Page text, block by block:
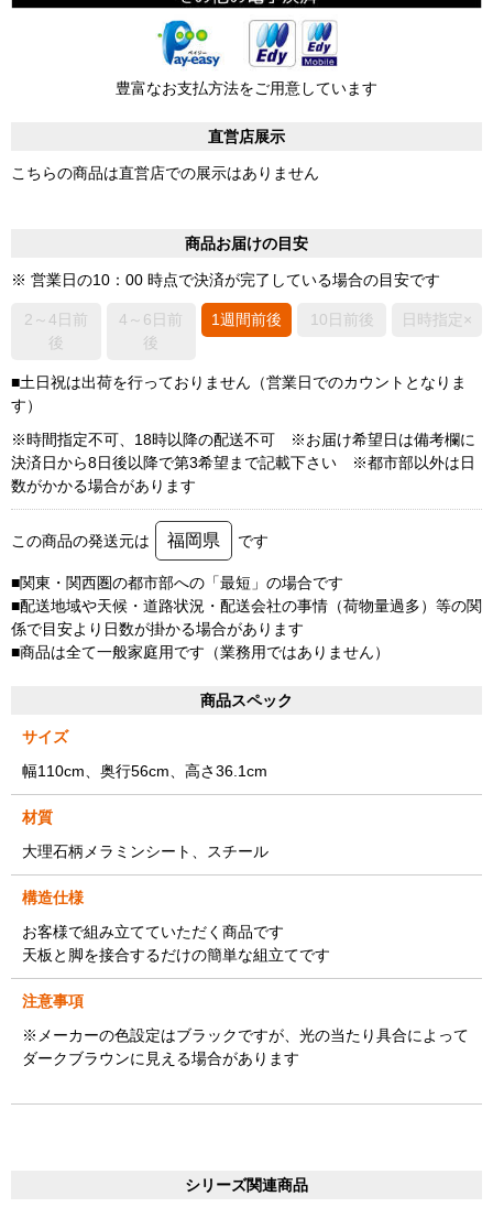
豊富なお支払方法をご用意しています
直営店展示
こちらの商品は直営店での展示はありません
商品お届けの目安
※ 営業日の10：00 時点で決済が完了している場合の目安です
2～4日前
後
4～6日前
後
1週間前後 10日前後 日時指定×
■土日祝は出荷を行っておりません（営業日でのカウントとなりま
す）
※時間指定不可、18時以降の配送不可 ※お届け希望日は備考欄に
決済日から8日後以降で第3希望まで記載下さい ※都市部以外は日
数がかかる場合があります
この商品の発送元は 福岡県 です
■関東・関西圏の都市部への「最短」の場合です
■配送地域や天候・道路状況・配送会社の事情（荷物量過多）等の関
係で目安より日数が掛かる場合があります
■商品は全て一般家庭用です（業務用ではありません）
商品スペック
サイズ
幅110cm、奥行56cm、高さ36.1cm
材質
大理石柄メラミンシート、スチール
構造仕様
お客様で組み立てていただく商品です
天板と脚を接合するだけの簡単な組立てです
注意事項
※メーカーの色設定はブラックですが、光の当たり具合によって
ダークブラウンに見える場合があります
シリーズ関連商品